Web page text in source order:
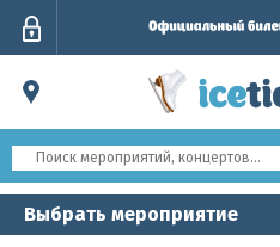
Выбрать мероприятие